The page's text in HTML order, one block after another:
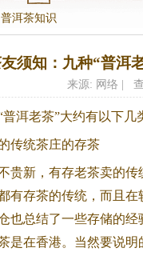
普洱茶知识
须知：九种“普洱
来源: 网络 |
洱老茶”大约有以下几
传统茶庄的存茶
贵新，有存老茶卖的传
有存茶的传统，而且在
也总结了一些存储的经
是在香港。 当然要说明